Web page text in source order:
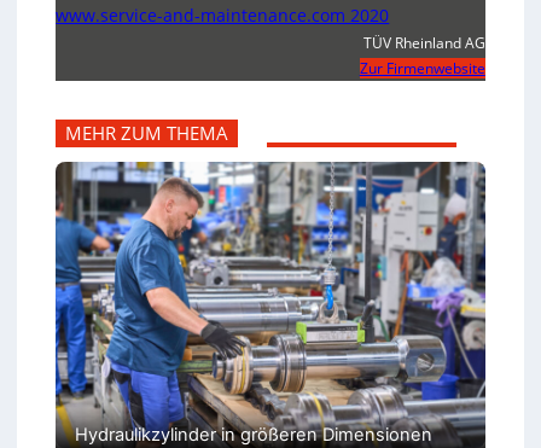
www.service-and-maintenance.com 2020
TÜV Rheinland AG
Zur Firmenwebsite
MEHR ZUM THEMA
Hydraulikzylinder in größeren Dimensionen